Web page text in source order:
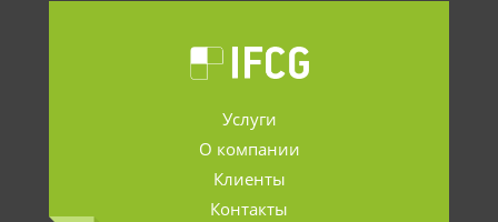
Услуги
О компании
Клиенты
Контакты